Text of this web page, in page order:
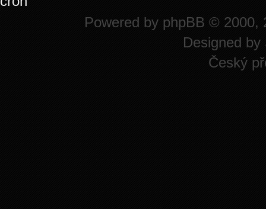
Powered by phpBB © 2000,
Designed by
Český